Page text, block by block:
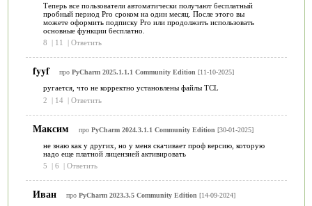
Теперь все пользователи автоматически получают бесплатный
пробный период Pro сроком на один месяц. После этого вы
можете оформить подписку Pro или продолжить использовать
основные функции бесплатно.
8
11 Ответить
fyyf про PyCharm 2025.1.1.1 Community Edition[11-10-2025]
ругается, что не корректно установлены файлы TCL
2
| 14 | Ответить
Максим про PyCharm 2024.3.1.1 Community Edition [30-01-2025]
не знаю как у других, но у меня скачивает проф версию, которую
надо еще платной лицензией активировать
5
6 Ответить
Иван про PyCharm 2023.3.5 Community Edition[14-09-2024]